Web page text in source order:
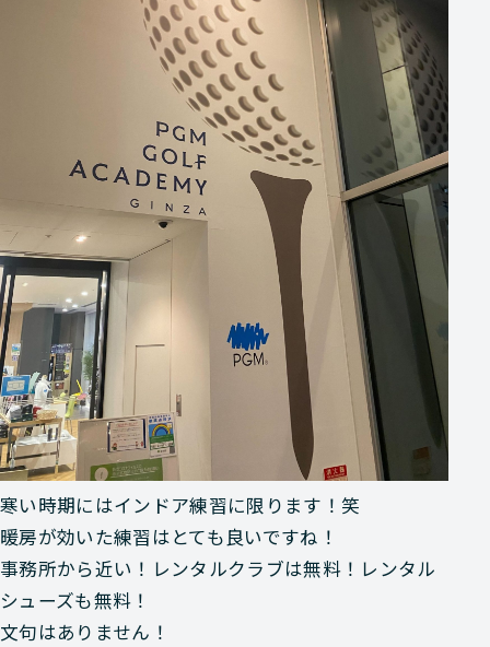
寒い時期にはインドア練習に限ります！笑
暖房が効いた練習はとても良いですね！
事務所から近い！レンタルクラブは無料！レンタル
シューズも無料！
文句はありません！